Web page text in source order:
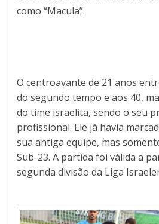
como “Macula”.
O centroavante de 21 anos
do segundo tempo e aos 40,
do time israelita, sendo o seu
profissional. Ele já havia
sua antiga equipe, mas
Sub-23. A partida foi válida a
segunda divisão da Liga